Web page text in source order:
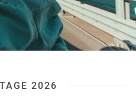
2026